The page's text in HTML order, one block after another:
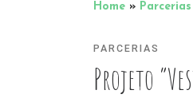
Home » Parcerias
PARCERIAS
Projeto